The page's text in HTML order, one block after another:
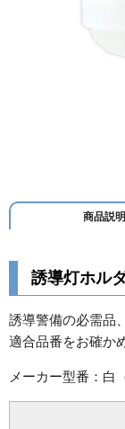
商品説明
誘導灯ホル
誘導警備の必需品
適合品番をお確か
メーカー型番：白